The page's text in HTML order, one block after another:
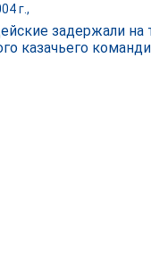
г.,
задержали
казачьего